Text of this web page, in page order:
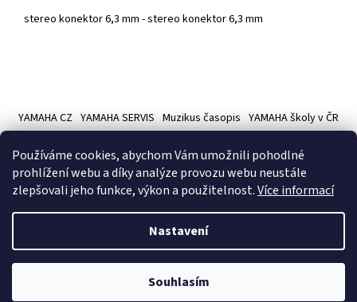
Používáme cookies, abychom Vám umožnili pohodlné
prohlížení webu a díky analýze provozu webu neustále
zlepšovali jeho funkce, výkon a použitelnost.Více informací
Nastavení
Souhlasím
stereo konektor 6,3 mm - stereo konektor 6,3 mm
p
YAMAHA CZ YAMAHA SERVIS Muzikus časopis YAMAHA školy v ČR
Copyright 2026Hudební nástroje YAMAMUSIC. Všechna práva
vyhrazena.